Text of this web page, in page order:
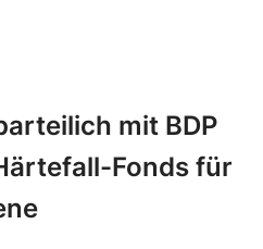
mit BDP
Fonds für